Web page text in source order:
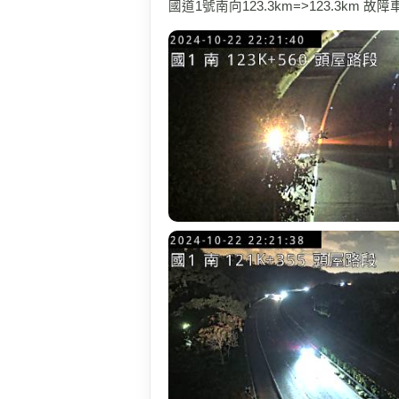
國道1號南向123.3km=>123.3km 故障